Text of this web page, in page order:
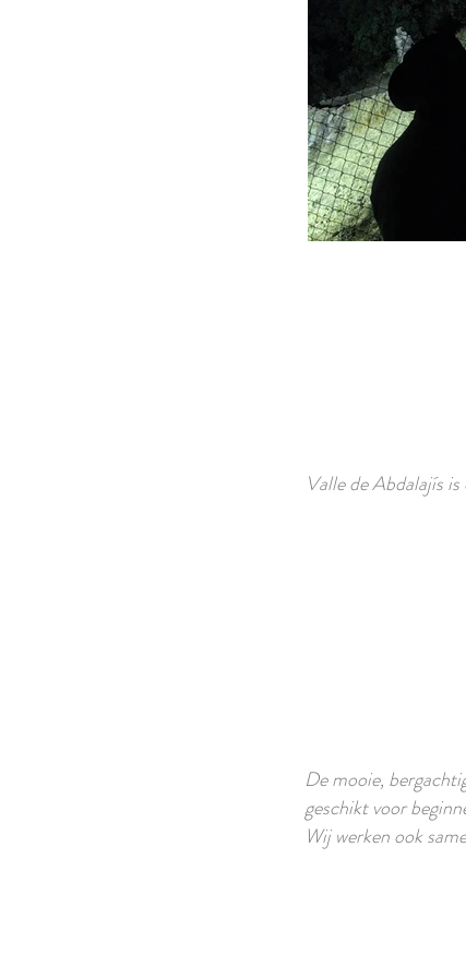
Valle de Abdalajís
De mooie,
geschikt voor
Wij werken ook